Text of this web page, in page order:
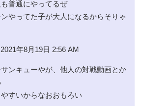
普通にやってるぜ
やってた子が大人になるからそりゃ
年8月19日 2:56 AM
ンキューやが、他人の対戦動画とか
すいからなおおもろい